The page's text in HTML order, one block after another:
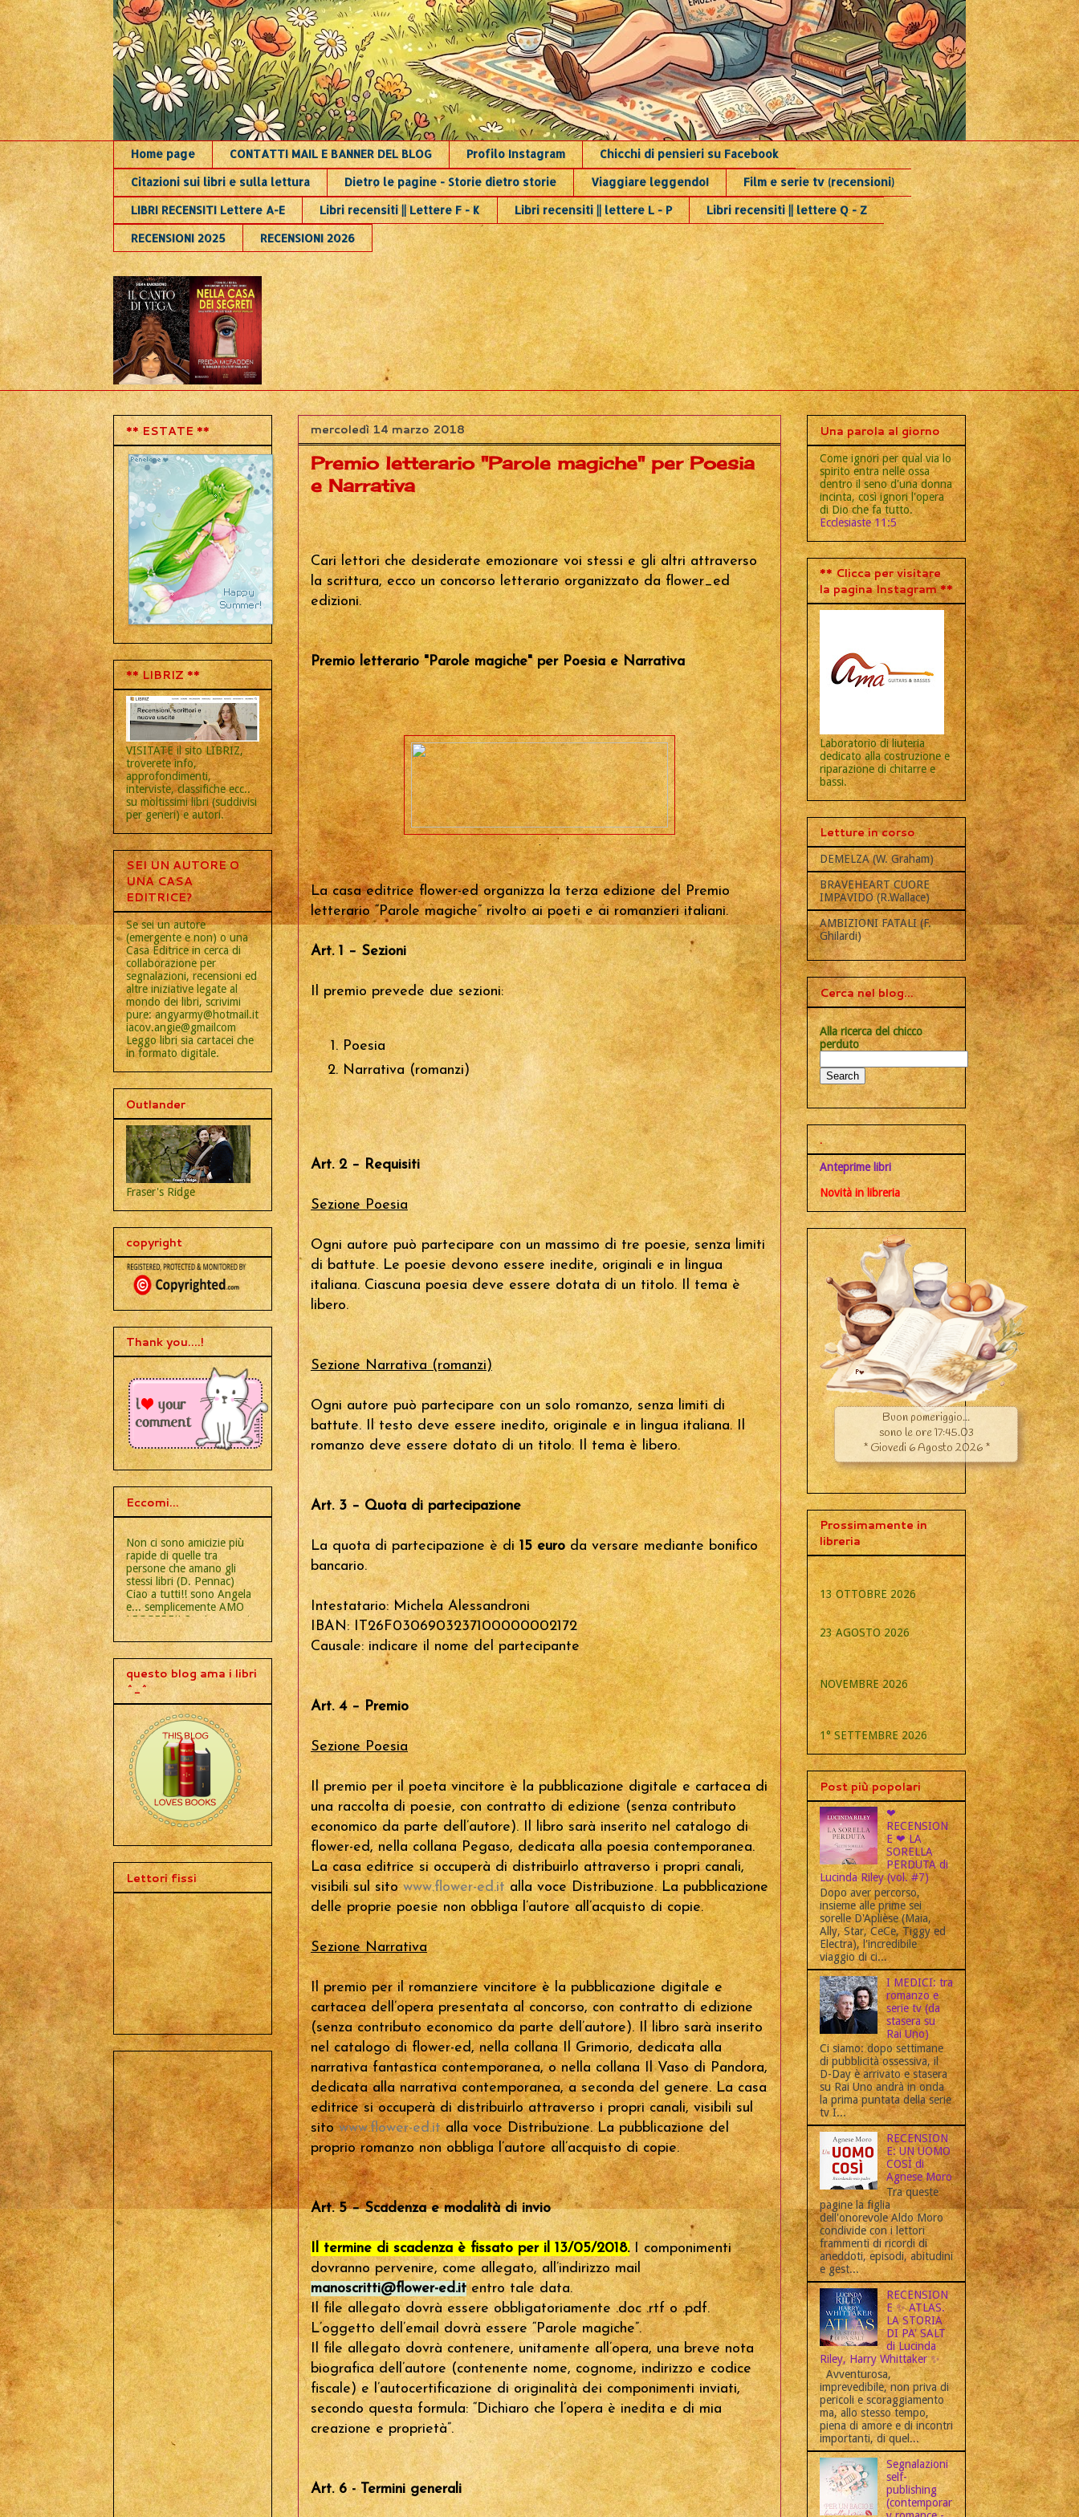
Home page CONTATTI MAIL E BANNER DEL BLOG Profilo Instagram Chicchi di pensieri su Facebook
Citazioni sui libri e sulla lettura Dietro le pagine - Storie dietro storie Viaggiare leggendo! Film e serie tv (recensioni)
LIBRI RECENSITI Lettere A-E Libri recensiti || Lettere F - K Libri recensiti || lettere L - P Libri recensiti || lettere Q - Z
RECENSIONI 2025 RECENSIONI 2026
mercoledì 14 marzo 2018
Premio letterario "Parole magiche" per Poesia
e Narrativa
Cari lettori che desiderate emozionare voi stessi e gli altri attraverso
la scrittura, ecco un concorso letterario organizzato da flower_ed
edizioni.
Premio letterario "Parole magiche" per Poesia e Narrativa
.
La casa editrice flower-ed organizza la terza edizione del Premio
letterario “Parole magiche” rivolto ai poeti e ai romanzieri italiani.
Art. 1 – Sezioni
Il premio prevede due sezioni:
Poesia
Narrativa (romanzi)
Art. 2 – Requisiti
Sezione Poesia
Ogni autore può partecipare con un massimo di tre poesie, senza limiti
di battute. Le poesie devono essere inedite, originali e in lingua
italiana. Ciascuna poesia deve essere dotata di un titolo. Il tema è
libero.
Sezione Narrativa (romanzi)
Ogni autore può partecipare con un solo romanzo, senza limiti di
battute. Il testo deve essere inedito, originale e in lingua italiana. Il
romanzo deve essere dotato di un titolo. Il tema è libero.
Art. 3 – Quota di partecipazione
La quota di partecipazione è di15 euroda versare mediante bonifico
bancario.
Intestatario: Michela Alessandroni
IBAN: IT26F0306903237100000002172
Causale: indicare il nome del partecipante
Art. 4 – Premio
Sezione Poesia
Il premio per il poeta vincitore è la pubblicazione digitale e cartacea di
una raccolta di poesie, con contratto di edizione (senza contributo
economico da parte dell’autore). Il libro sarà inserito nel catalogo di
flower-ed, nella collana Pegaso, dedicata alla poesia contemporanea.
La casa editrice si occuperà di distribuirlo attraverso i propri canali,
visibili sul sito www.flower-ed.italla voce Distribuzione. La pubblicazione
delle proprie poesie non obbliga l’autore all’acquisto di copie.
Sezione Narrativa
Il premio per il romanziere vincitore è la pubblicazione digitale e
cartacea dell’opera presentata al concorso, con contratto di edizione
(senza contributo economico da parte dell’autore). Il libro sarà inserito
nel catalogo di flower-ed, nella collana Il Grimorio, dedicata alla
narrativa fantastica contemporanea, o nella collana Il Vaso di Pandora,
dedicata alla narrativa contemporanea, a seconda del genere. La casa
editrice si occuperà di distribuirlo attraverso i propri canali, visibili sul
sitowww.flower-ed.italla voce Distribuzione. La pubblicazione del
proprio romanzo non obbliga l’autore all’acquisto di copie.
Art. 5 – Scadenza e modalità di invio
Il termine di scadenza è fissato per il 13/05/2018.I componimenti
dovranno pervenire, come allegato, all’indirizzo mail
manoscritti@flower-ed.itentro tale data.
Il file allegato dovrà essere obbligatoriamente .doc .rtf o .pdf.
L’oggetto dell’email dovrà essere “Parole magiche”.
Il file allegato dovrà contenere, unitamente all’opera, una breve nota
biografica dell’autore (contenente nome, cognome, indirizzo e codice
fiscale) e l’autocertificazione di originalità dei componimenti inviati,
secondo questa formula: “Dichiaro che l’opera è inedita e di mia
creazione e proprietà”.
Art. 6 - Termini generali
** ESTATE **
** LIBRIZ **
VISITATE il sito LIBRIZ,
troverete info,
approfondimenti,
interviste, classifiche ecc..
su moltissimi libri (suddivisi
per generi) e autori.
SEI UN AUTORE O
UNA CASA
EDITRICE?
Se sei un autore
(emergente e non) o una
Casa Editrice in cerca di
collaborazione per
segnalazioni, recensioni ed
altre iniziative legate al
mondo dei libri, scrivimi
pure: angyarmy@hotmail.it
iacov.angie@gmailcom
Leggo libri sia cartacei che
in formato digitale.
Outlander
Fraser's Ridge
copyright
Thank you....!
Eccomi...
Non ci sono amicizie più
rapide di quelle tra
persone che amano gli
stessi libri (D. Pennac)
Ciao a tutti!! sono Angela
e... semplicemente AMO
LEGGERE!! Ogni momento
e ogni luogo è ideale per
tirar fuori un libro dalla
borsa e staccarmi un po'
dalla realtà! Leggo diversi
generi letterari, dal classici
al romance storico, dal
fantasy al thriller, dagli
autori italiani a quelli
stranieri, esordienti e non.
L'importante è lasciarsi
accompagnare SEMPRE da
buone letture!! UN
SALUTO A CHIUNQUE
PASSI DA QUI,
CONDIVIDENDO I MIEI...
CHICCHI DI PENSIERI!!
questo blog ama i libri
^_^
Lettori fissi
Una parola al giorno
Come ignori per qual via lo
spirito entra nelle ossa
dentro il seno d'una donna
incinta, così ignori l'opera
di Dio che fa tutto.
Ecclesiaste 11:5
** Clicca per visitare
la pagina Instagram **
Laboratorio di liuteria
dedicato alla costruzione e
riparazione di chitarre e
bassi.
Letture in corso
DEMELZA (W. Graham)
BRAVEHEART CUORE
IMPAVIDO (R.Wallace)
AMBIZIONI FATALI (F.
Ghilardi)
Cerca nel blog...
Alla ricerca del chicco
perduto
.
Anteprime libri
Novità in libreria
Prossimamente in
libreria
13 OTTOBRE 2026
23 AGOSTO 2026
NOVEMBRE 2026
1° SETTEMBRE 2026
Post più popolari
❤
RECENSION
E ❤ LA
SORELLA
PERDUTA di
Lucinda Riley (vol. #7)
Dopo aver percorso,
insieme alle prime sei
sorelle D'Aplièse (Maia,
Ally, Star, CeCe, Tiggy ed
Electra), l'incredibile
viaggio di ci...
I MEDICI: tra
romanzo e
serie tv (da
stasera su
Rai Uno)
Ci siamo: dopo settimane
di pubblicità ossessiva, il
D-Day è arrivato e stasera
su Rai Uno andrà in onda
la prima puntata della serie
tv I...
RECENSION
E: UN UOMO
COSÌ di
Agnese Moro
Tra queste
pagine la figlia
dell'onorevole Aldo Moro
condivide con i lettori
frammenti di ricordi di
aneddoti, episodi, abitudini
e gest...
RECENSION
E ✨ ATLAS.
LA STORIA
DI PA' SALT
di Lucinda
Riley, Harry Whittaker ✨
Avventurosa,
imprevedibile, non priva di
pericoli e scoraggiamento
ma, allo stesso tempo,
piena di amore e di incontri
importanti, di quel...
Segnalazioni
self-
publishing
(contemporar